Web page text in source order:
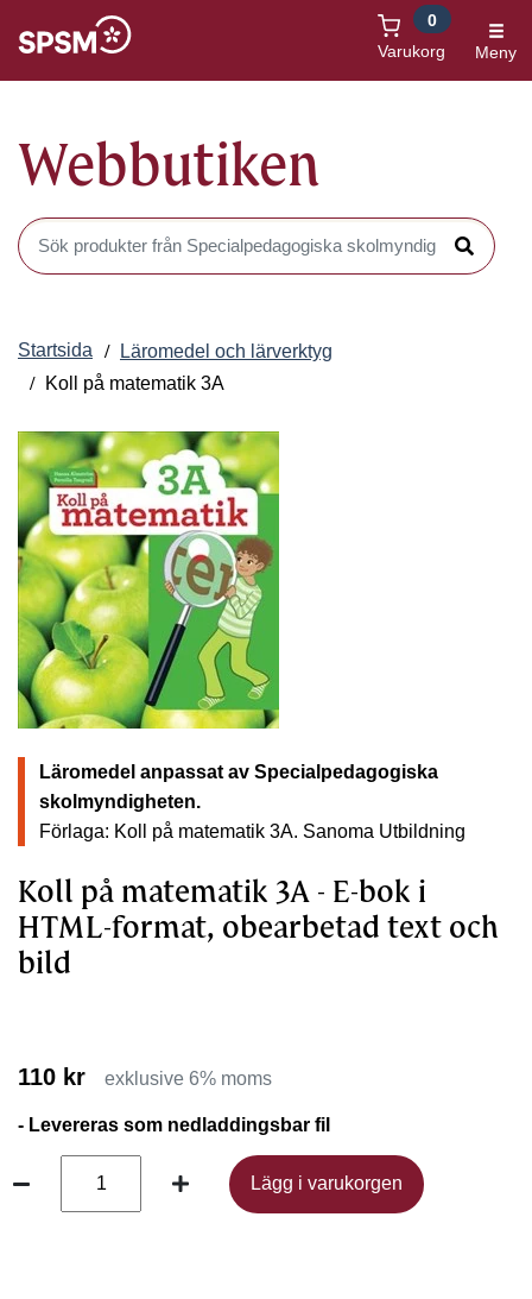
Varukorg
0
Meny
Webbutiken
Sök produkter i Webbutiken
Sök
Startsida
Läromedel och lärverktyg
Koll på matematik 3A
Läromedel anpassat av Specialpedagogiska
skolmyndigheten.
Förlaga: Koll på matematik 3A. Sanoma Utbildning
Koll på matematik 3A - E-bok i
HTML-format, obearbetad text och
bild
110 kr exklusive 6% moms
- Levereras som nedladdingsbar fil
Lägg i varukorgen
Lägg i varukorgen